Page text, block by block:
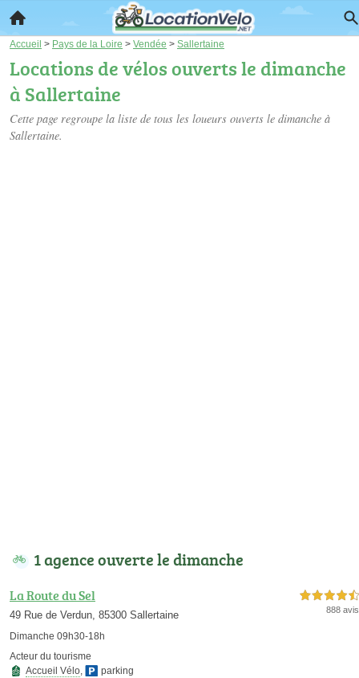
Accueil > Pays de la Loire > Vendée > Sallertaine
Locations de vélos ouverts le dimanche
à Sallertaine
Cette page regroupe la liste de tous les loueurs ouverts le dimanche à
Sallertaine.
1 agence ouverte le dimanche
La Route du Sel
49 Rue de Verdun, 85300 Sallertaine
Dimanche 09h30-18h
4,5 étoiles sur 5
888 avis
Acteur du tourisme
Accueil Vélo, parking